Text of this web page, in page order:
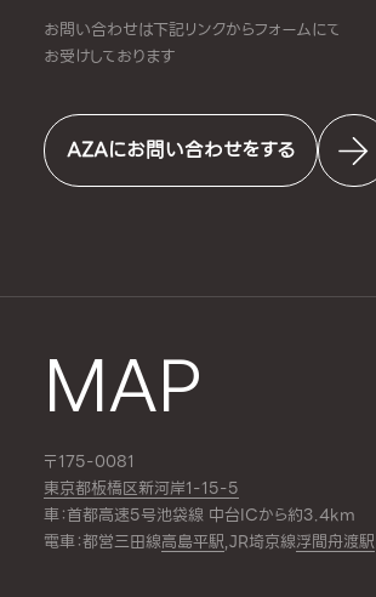
お問い合わせは下記リンクからフォームにて
お受けしております
AZAにお問い合わせをする
MAP
〒175-0081
東京都板橋区新河岸1-15-5
車：首都高速5号池袋線 中台ICから約3.4km
電車：都営三田線高島平駅,JR埼京線浮間舟渡駅